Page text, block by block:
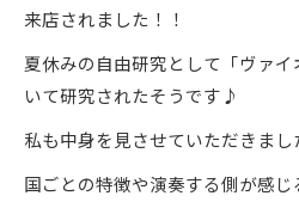
来店されました！！
夏休みの自由研究として「ヴァ
いて研究されたそうです♪
私も中身を見させていただきまし
国ごとの特徴や演奏する側が感